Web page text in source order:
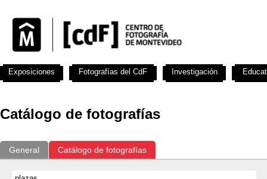
Catálogo de fotografías
General Catálogo de fotografías
Exposiciones Fotografías del CdF Investigación